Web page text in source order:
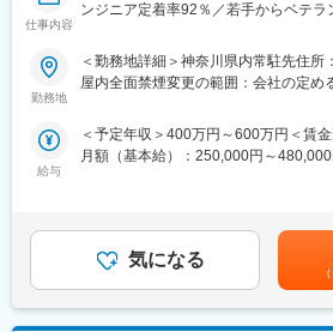
配属先への勤務に伴う引越費用に関し
す。家賃補助の金額に関して、6万円
■キャリアステップの例
野への挑戦を通じて幅広い経験を積ん
ん、一つの分野で経験を積んでいただ
ーへの挑戦も可能です。
また、技術者としての経験を活かして
け技術講師といったことある職種への
仕事内容
ンジニア定着率92％／若手からベテラ
■業務内容：
＜具体的な業務内容＞
・成分分析：pH・粘度・稠度・粘弾
・異物混合していないかの確認等
※ご経験スキルに応じて別案件の打診
います。ご面接の際に志向性に合わせ
います。
勤務地
＜勤務地詳細＞神奈川県内常駐先住所
屋内全面禁煙変更の範囲：会社の定め
給与
＜予定年収＞400万円～600万円＜賃
月額（基本給）：250,000円～
の金額であり、選考を通じて上下する
額)は固定手当を含めた表記です。
気になる